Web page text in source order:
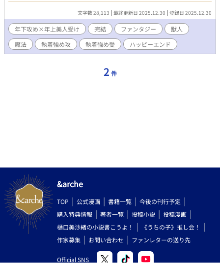
の中に閉じ込められていたのは二匹のネズミで、ユシウスはレネ
の意図が分からず戸惑うが…。 （R18描写のある回には※を付け
ています） いったん短編で完結にしています。もしかすると続
く……かもです。
文字数 28,113 最終更新日 2025.12.30 登録日 2025.12.30
年下攻め×年上美人受け 完結 ファンタジー
獣人
魔法
執着強め攻 執着強め受 ハッピーエンド
2 件
&arche
TOP 公式漫画 書籍一覧
今後の刊行予定
購入特典情報
著者一覧 投稿小説
投稿漫画
樋口美沙緒の小説書こうよ！
《うちの子》推し会！
作家募集
お問い合わせ ファンレターの送り先
Official SNS